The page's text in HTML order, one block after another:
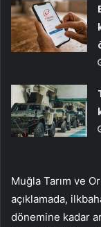
Muğla Tarım ve
açıklamada,
dönemine kadar